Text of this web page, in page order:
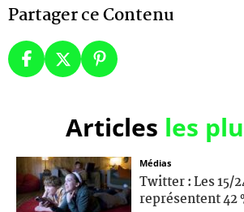
Partager ce Contenu
Articles les
Médias
Twitter : Les 15/
représentent 42